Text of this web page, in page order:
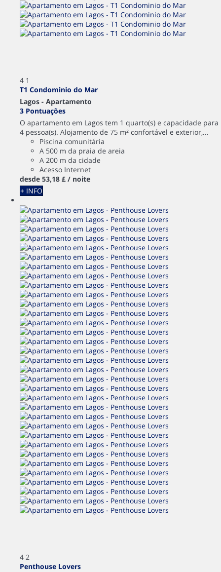
4 1
T1 Condominio do Mar
Lagos - Apartamento
3 Pontuações
O apartamento em Lagos tem 1 quarto(s) e capacidade para
4 pessoa(s). Alojamento de 75 m² confortável e exterior,...
Piscina comunitária
A 500 m da praia de areia
A 200 m da cidade
Acesso Internet
desde 53,18 £ / noite
+ INFO
4 2
Penthouse Lovers